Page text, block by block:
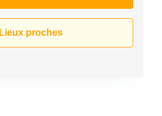
Lieux proches